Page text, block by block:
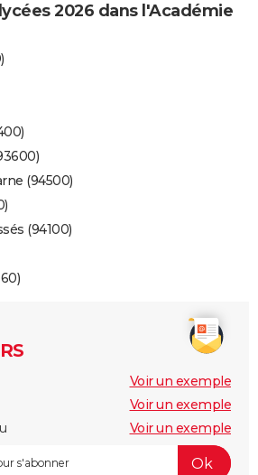
2026 dans l'Académie
(94500)
(94100)
Voir un exemple
Voir un exemple
Voir un exemple